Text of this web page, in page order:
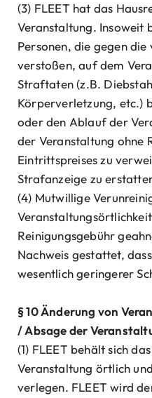
(3) FLEET hat das
Veranstaltung. Insoweit
Personen, die gegen
verstoßen, auf dem
Straftaten (z.B.
Körperverletzung, etc.)
oder den Ablauf der
der Veranstaltung ohne
Eintrittspreises zu
Strafanzeige zu
(4) Mutwillige
Reinigungsgebühr
Nachweis gestattet,
wesentlich geringerer
§ 10 Änderung von
/ Absage der
(1) FLEET behält sich
Veranstaltung örtlich
verlegen. FLEET wird